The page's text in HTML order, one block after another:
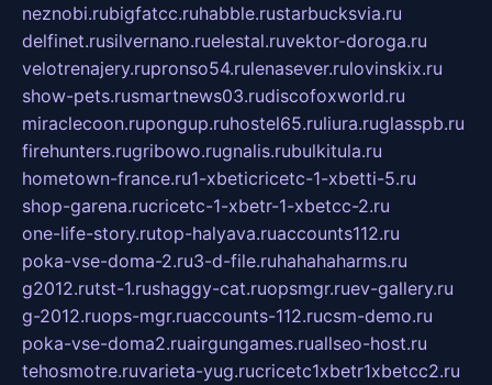
neznobi.rubigfatcc.ruhabble.rustarbucksvia.ru
delfinet.rusilvernano.ruelestal.ruvektor-doroga.ru
velotrenajery.rupronso54.rulenasever.rulovinskix.ru
show-pets.rusmartnews03.rudiscofoxworld.ru
miraclecoon.rupongup.ruhostel65.ruliura.ruglasspb.ru
firehunters.rugribowo.rugnalis.rubulkitula.ru
hometown-france.ru1-xbeticricetc-1-xbetti-5.ru
shop-garena.rucricetc-1-xbetr-1-xbetcc-2.ru
one-life-story.rutop-halyava.ruaccounts112.ru
poka-vse-doma-2.ru3-d-file.ruhahahaharms.ru
g2012.rutst-1.rushaggy-cat.ruopsmgr.ruev-gallery.ru
g-2012.ruops-mgr.ruaccounts-112.rucsm-demo.ru
poka-vse-doma2.ruairgungames.ruallseo-host.ru
tehosmotre.ruvarieta-yug.rucricetc1xbetr1xbetcc2.ru